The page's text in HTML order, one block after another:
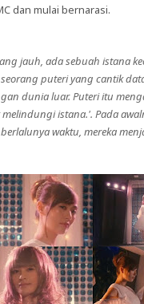
dan mulai bernarasi.
jauh, ada sebuah istana
puteri yang cantik
dunia luar. Puteri itu
istana.'. Pada
waktu, mereka